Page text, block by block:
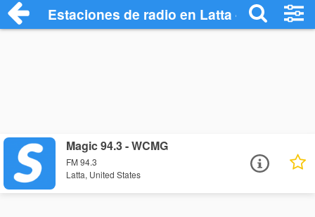
Estaciones de radio en Latta - Escuchar
Magic 94.3 - WCMG
FM 94.3
Latta, United States